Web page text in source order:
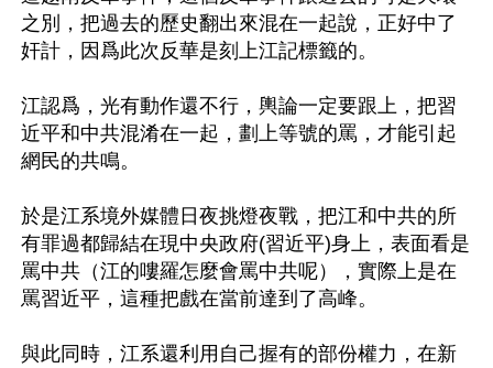
之別，把過去的歷史翻出來混在一起說，正好中了
奸計，因爲此次反華是刻上江記標籤的。
江認爲，光有動作還不行，輿論一定要跟上，把習
近平和中共混淆在一起，劃上等號的罵，才能引起
網民的共鳴。
於是江系境外媒體日夜挑燈夜戰，把江和中共的所
有罪過都歸結在現中央政府(習近平)身上，表面看是
罵中共（江的嘍羅怎麼會罵中共呢），實際上是在
罵習近平，這種把戲在當前達到了高峰。
與此同時，江系還利用自己握有的部份權力，在新